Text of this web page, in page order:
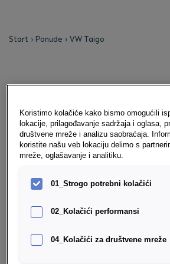
Start Ponude VW Taigo
VW TAIGO
Koristimo kolačiće kako bismo omogućili
lokacije, prilagođavanje sadržaja i oglasa,
društvene mreže i analizu saobraćaja.
koristite našu veb lokaciju delimo s
mreže, oglašavanje i analitiku.
01_Strogo potrebni kolačići
02_Kolačići performansi
04_Kolačići za društvene mreže